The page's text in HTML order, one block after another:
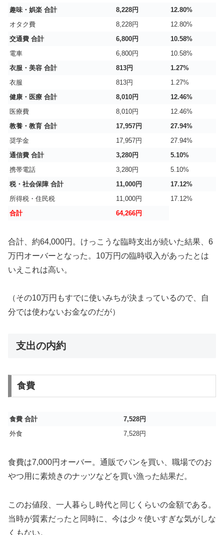
趣味・娯楽 合計
8,228円
12.80%
オタク費
8,228円
12.80%
交通費 合計
6,800円
10.58%
電車
6,800円
10.58%
衣服・美容 合計
813円
1.27%
衣服
813円
1.27%
健康・医療 合計
8,010円
12.46%
医療費
8,010円
12.46%
教養・教育 合計
17,957円
27.94%
奨学金
17,957円
27.94%
通信費 合計
3,280円
5.10%
携帯電話
3,280円
5.10%
税・社会保障 合計
11,000円
17.12%
所得税・住民税
11,000円
17.12%
合計
64,266円
合計、約64,000円。けっこうな臨時支出が続いた結果、6
万円オーバーとなった。10万円の臨時収入があったとは
いえこれは高い。
（その10万円もすでに使いみちが決まっているので、自
分では使わないお金なのだが）
支出の内約
食費
食費 合計
7,528円
外食
7,528円
食費は7,000円オーバー。通販でパンを買い、職場でのお
やつ用に素焼きのナッツなどを買い漁った結果だ。
このお値段、一人暮らし時代と同じくらいの金額である。
当時が質素だったと同時に、今は少々使いすぎな気がしな
くもない。